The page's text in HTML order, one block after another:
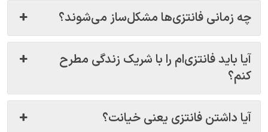
چه زمانی فانتزی‌ها مشکل‌ساز می‌شوند؟
آیا باید فانتزی‌ام را با شریک زندگی مطرح
کنم؟
آیا داشتن فانتزی یعنی خیانت؟